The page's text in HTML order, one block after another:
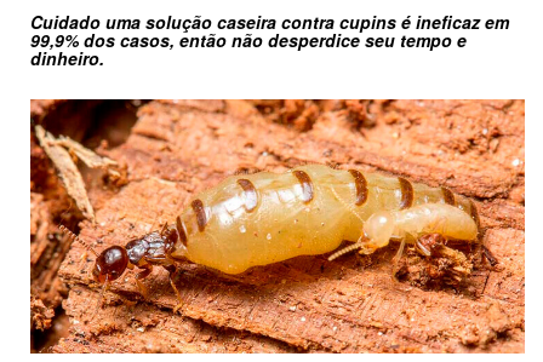
Cuidado uma solução caseira contra cupins é ineficaz em
99,9% dos casos, então não desperdice seu tempo e
dinheiro.